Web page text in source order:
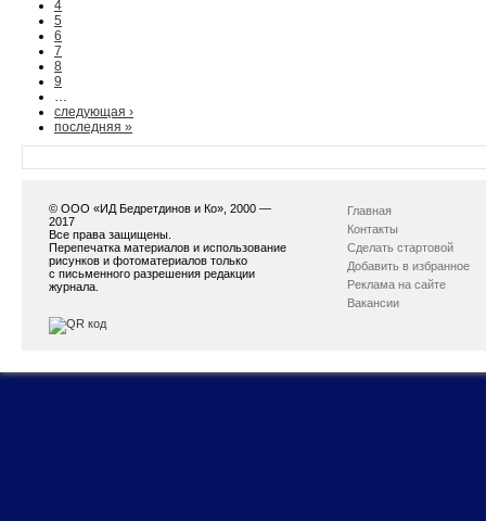
4
5
6
7
8
9
…
следующая ›
последняя »
© ООО «ИД Бедретдинов и Ко», 2000 —
2017
Все права защищены.
Перепечатка материалов и использование
рисунков и фотоматериалов только
с письменного разрешения редакции
журнала.
Главная
Контакты
Сделать стартовой
Добавить в избранное
Реклама на сайте
Вакансии